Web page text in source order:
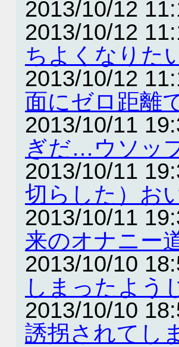
2013/10/12
2013/10/12
ちよくなりた
2013/10/12
面にゼロ距離
2013/10/11
ぎだ…ウソッ
2013/10/11
切らした）お
2013/10/11
来のオナニー
2013/10/10
しまったよう
2013/10/10
誘拐されてし